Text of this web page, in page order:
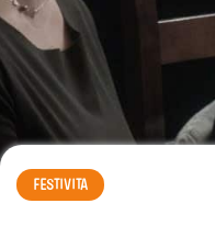
FESTIVITA